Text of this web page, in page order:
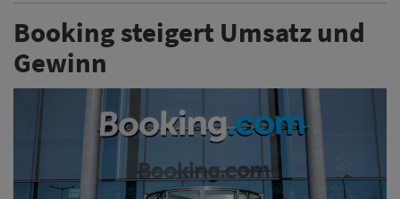
Booking steigert Umsatz und
Gewinn